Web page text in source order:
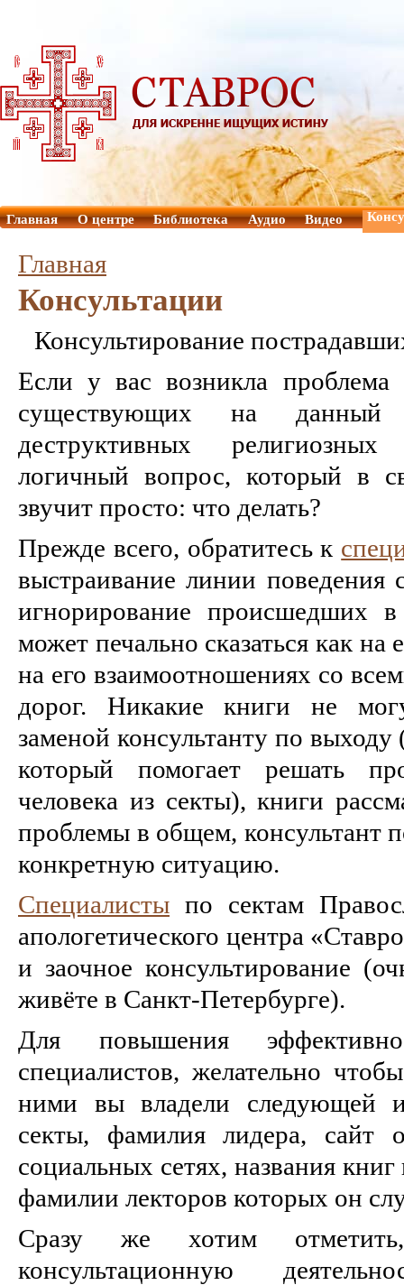
Главная О центре Библиотека Аудио Видео
Главная
Консультации
Консультирование
Если у вас возникла
существующих на
деструктивных
логичный вопрос, который в
звучит просто: что делать?
Прежде всего, обратитесь к
выстраивание линии поведения
игнорирование происшедших
может печально сказаться как на
на его взаимоотношениях со
дорог. Никакие книги не
заменой консультанту по выходу
который помогает решать
человека из секты), книги
проблемы в общем, консультант
конкретную ситуацию.
Специалисты по сектам
апологетического центра
и заочное консультирование
живёте в Санкт-Петербурге).
Для повышения
специалистов, желательно
ними вы владели следующей
секты, фамилия лидера, сайт
социальных сетях, названия книг
фамилии лекторов которых он
Сразу же хотим
консультационную